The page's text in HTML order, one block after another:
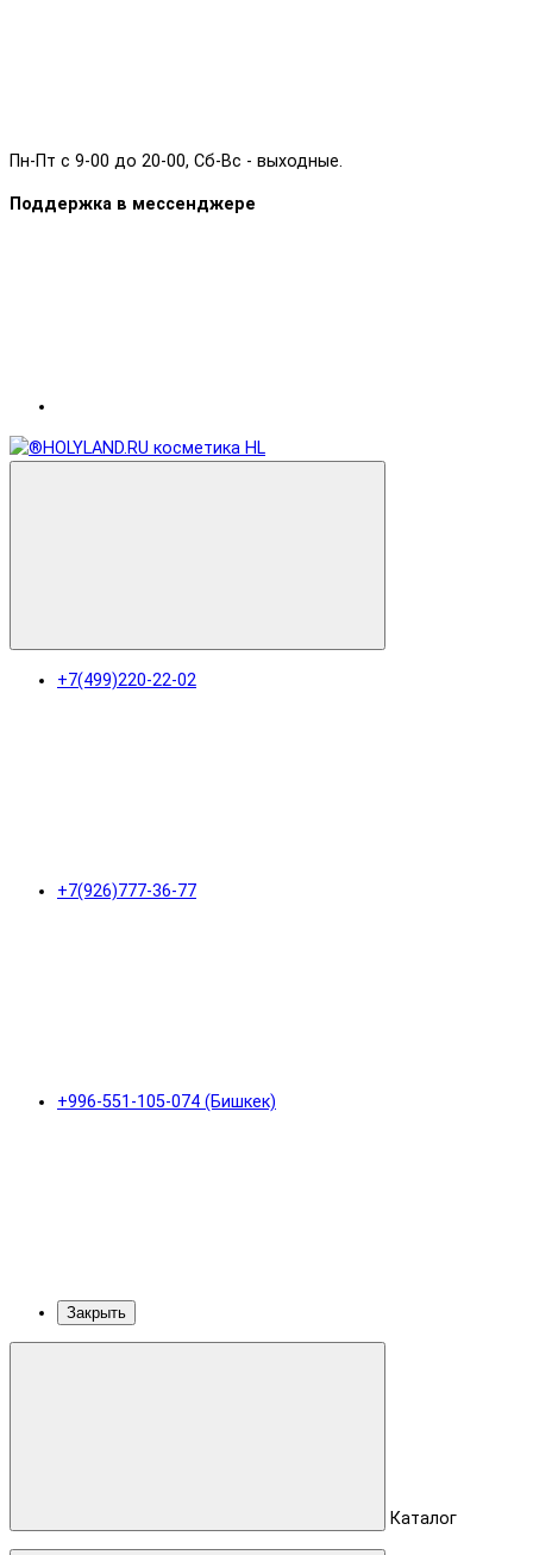
Пн-Пт с 9-00 до 20-00, Сб-Вс - выходные.
Поддержка в мессенджере
+7(499)220-22-02
+7(926)777-36-77
+996-551-105-074 (Бишкек)
Закрыть
Каталог